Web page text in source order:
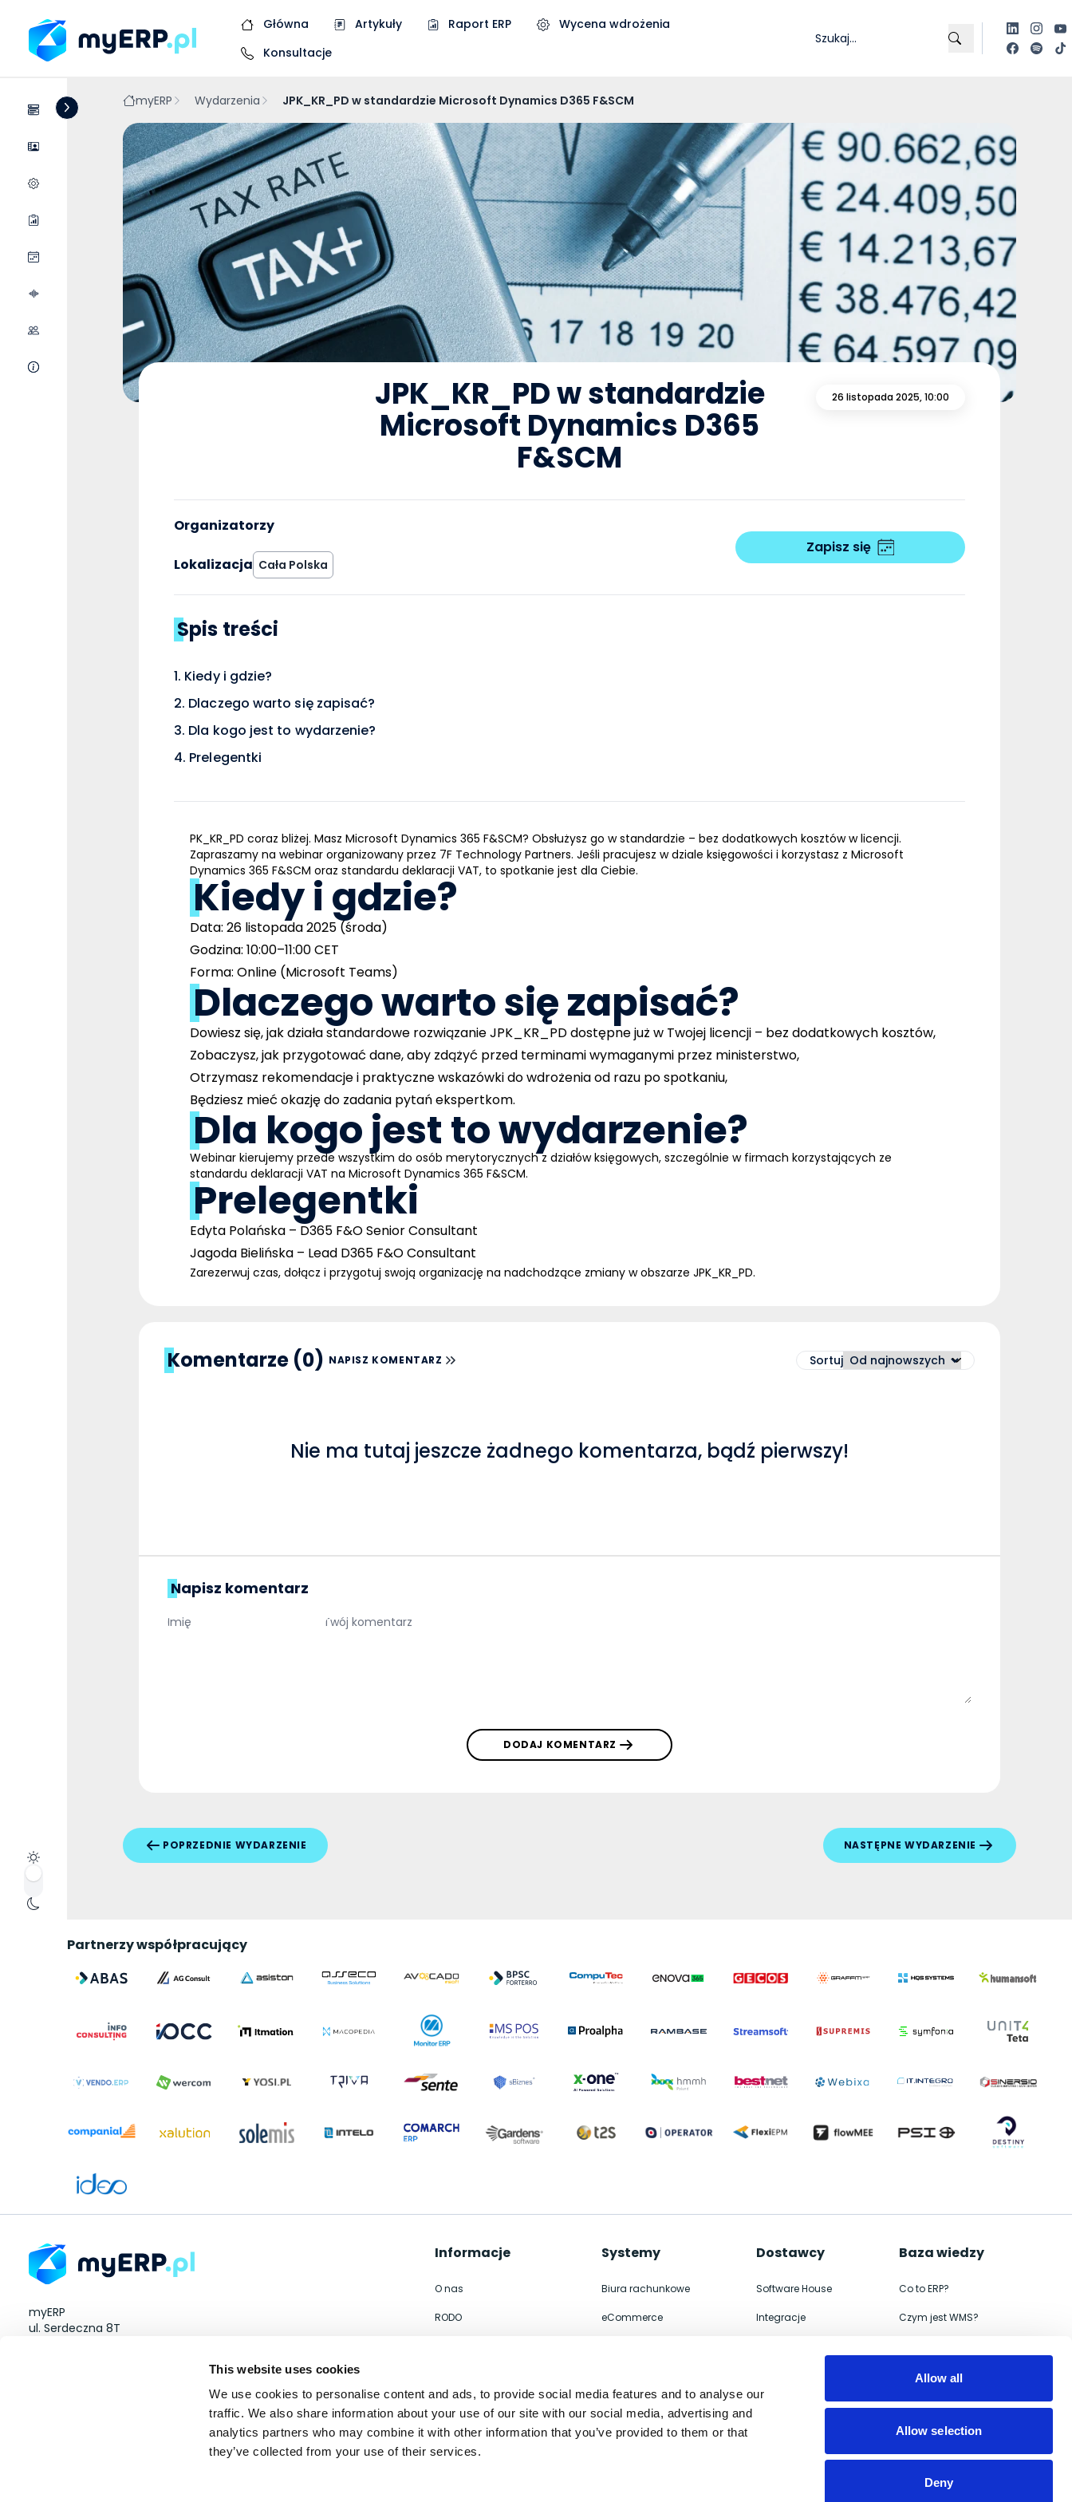
This website uses cookies
We use cookies to personalise content and ads, to provide social media features and to analyse our
traffic. We also share information about your use of our site with our social media, advertising and
analytics partners who may combine it with other information that you’ve provided to them or that
they’ve collected from your use of their services.
Allow all
Allow selection
Deny
Główna Artykuły Raport ERP
Wycena wdrożenia
Konsultacje
Systemy
Wycena wdrożenia
myERP Wydarzenia JPK_KR_PD w standardzie Microsoft Dynamics D365 F&SCM
26 listopada 2025, 10:00
JPK_KR_PD w standardzie
Microsoft Dynamics D365
F&SCM
Organizatorzy
Lokalizacja Cała Polska
Zapisz się
Spis treści
Kiedy i gdzie?
Dlaczego warto się zapisać?
Dla kogo jest to wydarzenie?
Prelegentki
PK_KR_PD coraz bliżej. Masz Microsoft Dynamics 365 F&SCM? Obsłużysz go w standardzie – bez dodatkowych kosztów w licencji.
Zapraszamy na webinar organizowany przez 7F Technology Partners. Jeśli pracujesz w dziale księgowości i korzystasz z Microsoft
Dynamics 365 F&SCM oraz standardu deklaracji VAT, to spotkanie jest dla Ciebie.
Kiedy i gdzie?
Data: 26 listopada 2025 (środa)
Godzina: 10:00–11:00 CET
Forma: Online (Microsoft Teams)
Dlaczego warto się zapisać?
Dowiesz się, jak działa standardowe rozwiązanie JPK_KR_PD dostępne już w Twojej licencji – bez dodatkowych kosztów,
Zobaczysz, jak przygotować dane, aby zdążyć przed terminami wymaganymi przez ministerstwo,
Otrzymasz rekomendacje i praktyczne wskazówki do wdrożenia od razu po spotkaniu,
Będziesz mieć okazję do zadania pytań ekspertkom.
Dla kogo jest to wydarzenie?
Webinar kierujemy przede wszystkim do osób merytorycznych z działów księgowych, szczególnie w firmach korzystających ze
standardu deklaracji VAT na Microsoft Dynamics 365 F&SCM.
Prelegentki
Edyta Polańska – D365 F&O Senior Consultant
Jagoda Bielińska – Lead D365 F&O Consultant
Zarezerwuj czas, dołącz i przygotuj swoją organizację na nadchodzące zmiany w obszarze JPK_KR_PD.
Komentarze (0) NAPISZ KOMENTARZ Sortuj
Nie ma tutaj jeszcze żadnego komentarza, bądź pierwszy!
Napisz komentarz
DODAJ KOMENTARZ
POPRZEDNIE WYDARZENIE NASTĘPNE WYDARZENIE
Partnerzy współpracujący
myERP
ul. Serdeczna 8T
Informacje
O nas
RODO
Polityka prywatności
Systemy
Biura rachunkowe
eCommerce
Dostawcy
Software House
Integracje
Baza wiedzy
Co to ERP?
Czym jest WMS?
Czym jest e-commerce
Migracja systemu ERP